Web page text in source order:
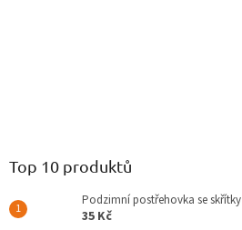
Top 10 produktů
Podzimní postřehovka se skřítky
35 Kč